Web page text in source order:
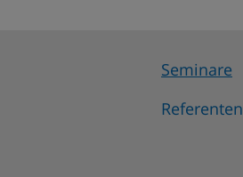
Seminare
Referenten